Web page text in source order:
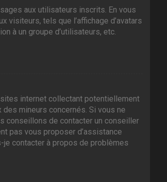
aux utilisateurs inscrits. En vous
tels que l’affichage d’avatars
à un groupe d’utilisateurs, etc.
sites internet collectant potentiellement
mineurs concernés. Si vous ne
conseillons de contacter un conseiller
pas vous proposer d’assistance
je contacter à propos de problèmes